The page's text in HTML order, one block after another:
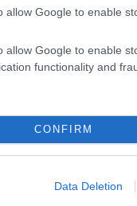
allow Google to enable
allow Google to enable
functionality and
CONFIRM
Data Deletion
εργαζόμενοι λένε
ότι συμμετοχή